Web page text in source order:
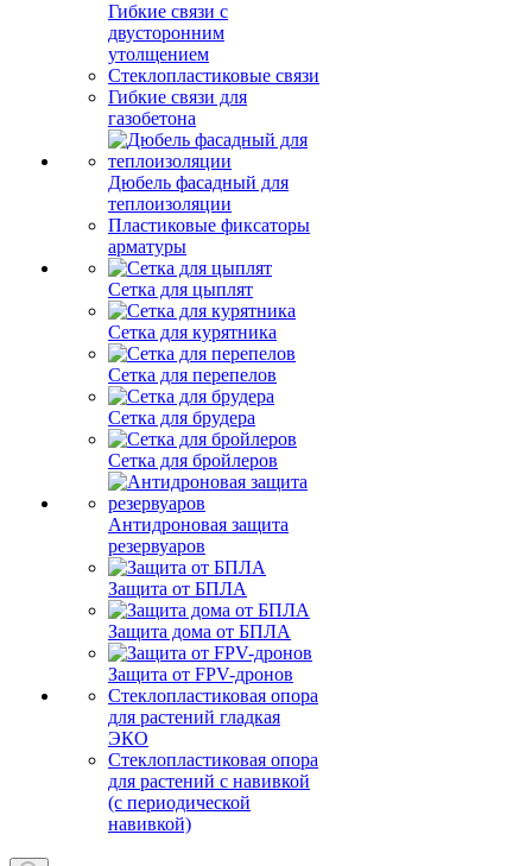
Гибкие связи с
двусторонним
утолщением
Стеклопластиковые связи
Гибкие связи для
газобетона
Дюбель фасадный для
теплоизоляции
Пластиковые фиксаторы
арматуры
Сетка для цыплят
Сетка для курятника
Сетка для перепелов
Сетка для брудера
Сетка для бройлеров
Антидроновая защита
резервуаров
Защита от БПЛА
Защита дома от БПЛА
Защита от FPV-дронов
Стеклопластиковая опора
для растений гладкая
ЭКО
Стеклопластиковая опора
для растений с навивкой
(с периодической
навивкой)